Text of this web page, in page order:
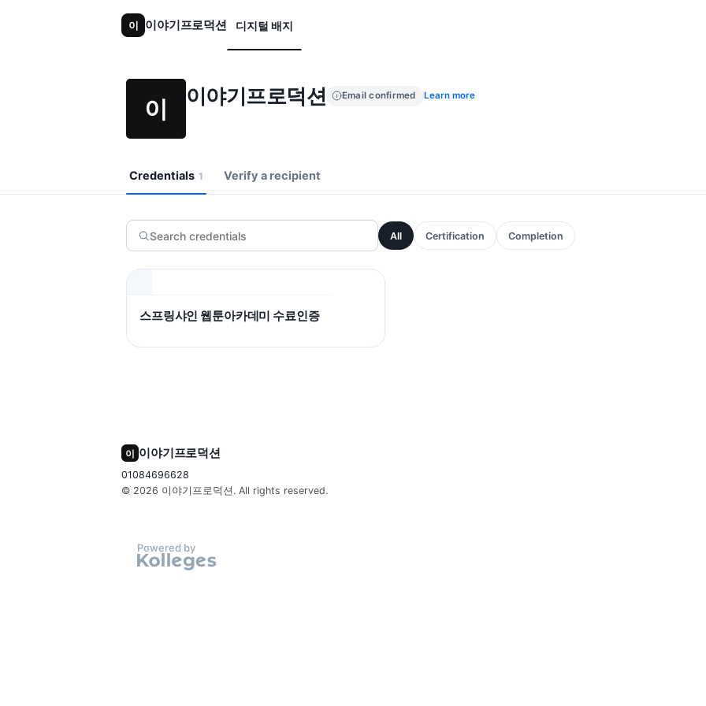
이 이야기프로덕션 디지털 배지
이 이야기프로덕션 Email confirmed Learn more
Credentials 1 Verify a recipient
All Certification Completion
스프링샤인 웹툰아카데미 수료인증
이 이야기프로덕션
01084696628
© 2026 이야기프로덕션 . All rights reserved.
Powered by